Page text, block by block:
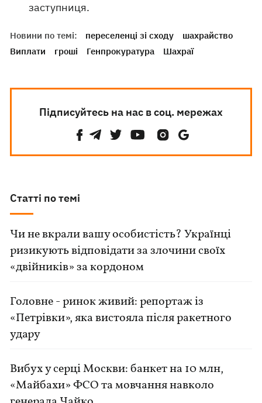
заступниця.
Новини по темі: переселенці зі сходу
шахрайство
Виплати
гроші Генпрокуратура Шахраї
Підписуйтесь на нас в соц. мережах
Статті по темі
Чи не вкрали вашу особистість? Українці
ризикують відповідати за злочини своїх
«двійників» за кордоном
Головне - ринок живий: репортаж із
«Петрівки», яка вистояла після ракетного
удару
Вибух у серці Москви: банкет на 10 млн,
«Майбахи» ФСО та мовчання навколо